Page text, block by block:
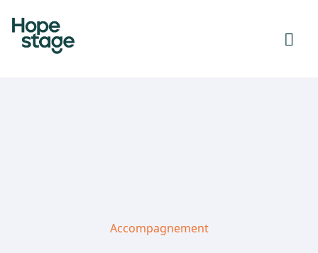
Accompagnement